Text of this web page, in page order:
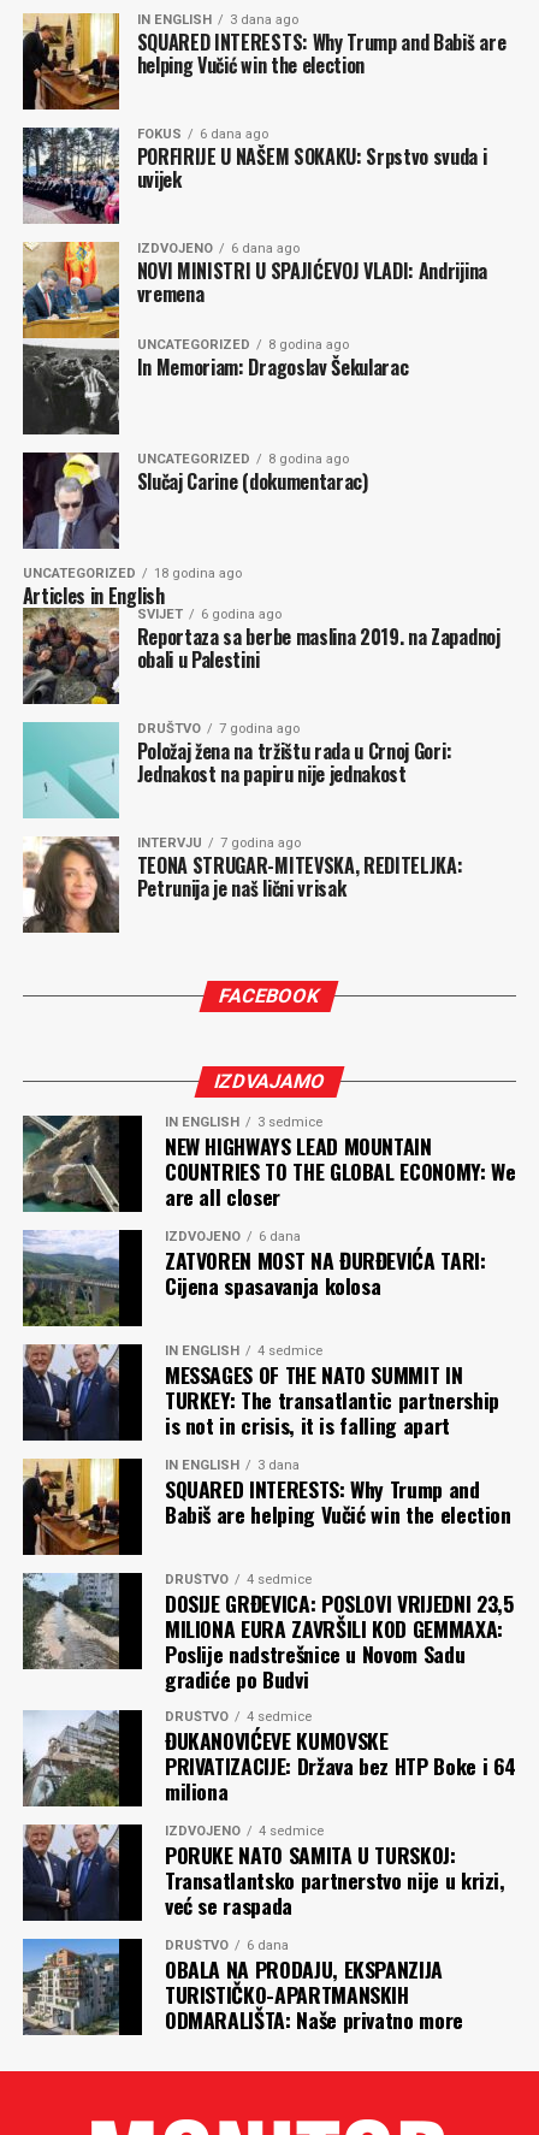
IN ENGLISH 3 dana ago
SQUARED INTERESTS: Why Trump and Babiš are
helping Vučić win the election
FOKUS 6 dana ago
PORFIRIJE U NAŠEM SOKAKU: Srpstvo svuda i
uvijek
IZDVOJENO 6 dana ago
NOVI MINISTRI U SPAJIĆEVOJ VLADI: Andrijina
vremena
UNCATEGORIZED 8 godina ago
In Memoriam: Dragoslav Šekularac
UNCATEGORIZED 8 godina ago
Slučaj Carine (dokumentarac)
UNCATEGORIZED 18 godina ago
Articles in English
SVIJET 6 godina ago
Reportaza sa berbe maslina 2019. na Zapadnoj
obali u Palestini
DRUŠTVO 7 godina ago
Položaj žena na tržištu rada u Crnoj Gori:
Jednakost na papiru nije jednakost
INTERVJU 7 godina ago
TEONA STRUGAR-MITEVSKA, REDITELJKA:
Petrunija je naš lični vrisak
FACEBOOK
IZDVAJAMO
IN ENGLISH 3 sedmice
NEW HIGHWAYS LEAD MOUNTAIN
COUNTRIES TO THE GLOBAL ECONOMY: We
are all closer
IZDVOJENO 6 dana
ZATVOREN MOST NA ĐURĐEVIĆA TARI:
Cijena spasavanja kolosa
IN ENGLISH 4 sedmice
MESSAGES OF THE NATO SUMMIT IN
TURKEY: The transatlantic partnership
is not in crisis, it is falling apart
IN ENGLISH 3 dana
SQUARED INTERESTS: Why Trump and
Babiš are helping Vučić win the election
DRUŠTVO 4 sedmice
DOSIJE GRĐEVICA: POSLOVI VRIJEDNI 23,5
MILIONA EURA ZAVRŠILI KOD GEMMAXA:
Poslije nadstrešnice u Novom Sadu
gradiće po Budvi
DRUŠTVO 4 sedmice
ĐUKANOVIĆEVE KUMOVSKE
PRIVATIZACIJE: Država bez HTP Boke i 64
miliona
IZDVOJENO 4 sedmice
PORUKE NATO SAMITA U TURSKOJ:
Transatlantsko partnerstvo nije u krizi,
već se raspada
DRUŠTVO 6 dana
OBALA NA PRODAJU, EKSPANZIJA
TURISTIČKO-APARTMANSKIH
ODMARALIŠTA: Naše privatno more